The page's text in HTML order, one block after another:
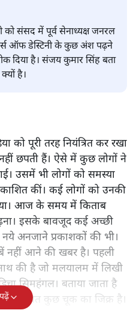
को संसद में पूर्व सेनाध्यक्ष जनरल
ऑफ डेस्टिनी के कुछ अंश पढ़ने
दिया है। संजय कुमार सिंह बता
है।
को पूरी तरह नियंत्रित कर रखा
छपती हैं। ऐसे में कुछ लोगों ने
उसमें भी लोगों को समस्या
कीं। कई लोगों को उनकी
आज के समय में किताब
इसके बावजूद कई अच्छी
अनजाने प्रकाशकों की भी।
नहीं आने की खबर है। पहली
की है जो मलयालम में लिखी
सिमहंगल। बताया जाता है
से संबंधित कुछ चूक का जिक्र है।